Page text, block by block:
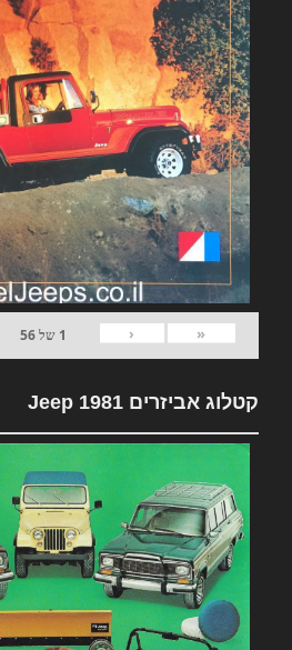
«
‹
1 של56
קטלוג אביזרים 1981 Jeep